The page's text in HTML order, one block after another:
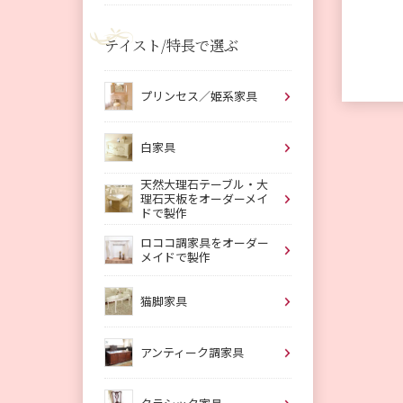
テイスト/特長で選ぶ
プリンセス／姫系家具
白家具
天然大理石テーブル・大
理石天板をオーダーメイ
ドで製作
ロココ調家具をオーダー
メイドで製作
猫脚家具
アンティーク調家具